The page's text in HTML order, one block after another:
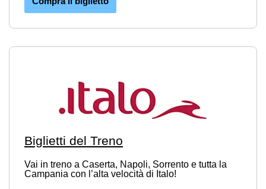
Biglietti del Treno
Vai in treno a Caserta, Napoli, Sorrento e tutta la
Campania con l’alta velocità di Italo!